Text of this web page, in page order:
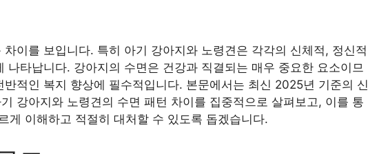
이를 보입니다. 특히 아기 강아지와 노령견은 각각의 신체적, 정신적
타납니다. 강아지의 수면은 건강과 직결되는 매우 중요한 요소이므
적인 복지 향상에 필수적입니다. 본문에서는 최신 2025년 기준의 신
강아지와 노령견의 수면 패턴 차이를 집중적으로 살펴보고, 이를 통
게 이해하고 적절히 대처할 수 있도록 돕겠습니다.